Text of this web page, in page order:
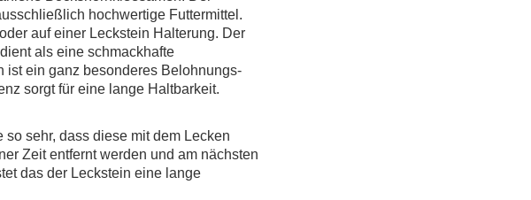
hochwertige Futtermittel.
auf einer Leckstein Halterung. Der
als eine schmackhafte
ist ein ganz besonderes Belohnungs-
sorgt für eine lange Haltbarkeit.
sehr, dass diese mit dem Lecken
Zeit entfernt werden und am nächsten
das der Leckstein eine lange